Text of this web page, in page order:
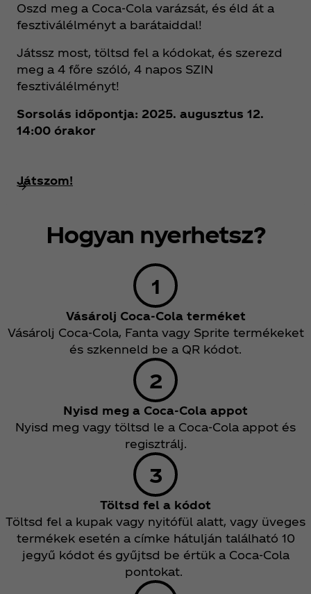
Oszd meg a Coca‑Cola varázsát, és éld át a
fesztiválélményt a barátaiddal!
Játssz most, töltsd fel a kódokat, és szerezd
meg a 4 főre szóló, 4 napos SZIN
fesztiválélményt!
Sorsolás időpontja: 2025. augusztus 12.
14:00 órakor
Játszom!
Hogyan nyerhetsz?
Vásárolj Coca‑Cola terméket
Vásárolj Coca‑Cola, Fanta vagy Sprite termékeket
és szkenneld be a QR kódot.
Nyisd meg a Coca‑Cola appot
Nyisd meg vagy töltsd le a Coca‑Cola appot és
regisztrálj.
Töltsd fel a kódot
Töltsd fel a kupak vagy nyitófül alatt, vagy üveges
termékek esetén a címke hátulján található 10
jegyű kódot és gyűjtsd be értük a Coca‑Cola
pontokat.